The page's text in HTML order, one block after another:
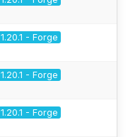
1.20.1 - Forge
1.20.1 - Forge
1.20.1 - Forge